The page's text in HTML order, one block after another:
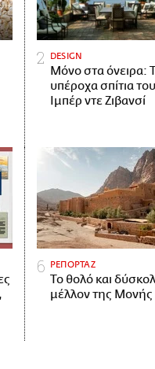
DESIGN
Μόνο στα όνειρα:
υπέροχα σπίτια του
Ιμπέρ ντε Ζιβανσί
ΡΕΠΟΡΤΑΖ
Το θολό και
μέλλον της Μονής